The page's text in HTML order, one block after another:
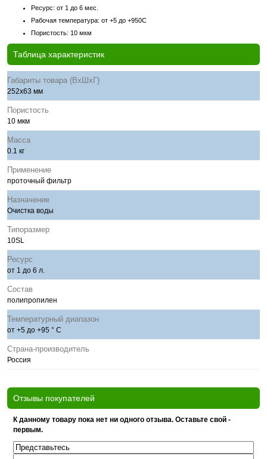
Ресурс: от 1 до 6 мес.
Рабочая температура: от +5 до +950C
Пористость: 10 мкм
Таблица характеристик
Габариты товара (ВхШхГ)
252х63 мм
Пористость
10 мкм
Масса
0.1 кг
Применение
проточный фильтр
Назначение
Очистка воды
Типоразмер
10SL
Ресурс
от 1 до 6 л.
Состав
полипропилен
Температурный диапазон
от +5 до +95 ° С
Страна-производитель
Россия
Отзывы покупателей
К данному товару пока нет ни одного отзыва. Оставьте свой -
первым.